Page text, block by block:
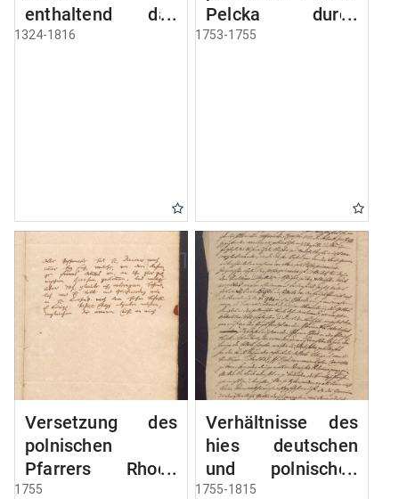
enthaltend das
Privilegium der
1324-1816
Pelcka durch
Roektor Rhode
1753-1755
Versetzung des
polnischen
Pfarrers Rhode
nach Deutsch
1755
Verhältnisse des
hies deutschen
und polnischen
Pfarrers
1755-1815